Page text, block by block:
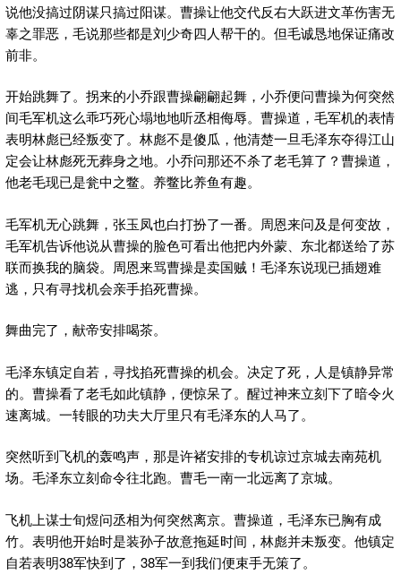
说他没搞过阴谋只搞过阳谋。曹操让他交代反右大跃进文革伤害无
辜之罪恶，毛说那些都是刘少奇四人帮干的。但毛诚恳地保证痛改
前非。
开始跳舞了。拐来的小乔跟曹操翩翩起舞，小乔便问曹操为何突然
间毛军机这么乖巧死心塌地地听丞相侮辱。曹操道，毛军机的表情
表明林彪已经叛变了。林彪不是傻瓜，他清楚一旦毛泽东夺得江山
定会让林彪死无葬身之地。小乔问那还不杀了老毛算了？曹操道，
他老毛现已是瓮中之鳖。养鳖比养鱼有趣。
毛军机无心跳舞，张玉凤也白打扮了一番。周恩来问及是何变故，
毛军机告诉他说从曹操的脸色可看出他把内外蒙、东北都送给了苏
联而换我的脑袋。周恩来骂曹操是卖国贼！毛泽东说现已插翅难
逃，只有寻找机会亲手掐死曹操。
舞曲完了，献帝安排喝茶。
毛泽东镇定自若，寻找掐死曹操的机会。决定了死，人是镇静异常
的。曹操看了老毛如此镇静，便惊呆了。醒过神来立刻下了暗令火
速离城。一转眼的功夫大厅里只有毛泽东的人马了。
突然听到飞机的轰鸣声，那是许褚安排的专机谅过京城去南苑机
场。毛泽东立刻命令往北跑。曹毛一南一北远离了京城。
飞机上谋士旬煜问丞相为何突然离京。曹操道，毛泽东已胸有成
竹。表明他开始时是装孙子故意拖延时间，林彪并未叛变。他镇定
自若表明38军快到了，38军一到我们便束手无策了。